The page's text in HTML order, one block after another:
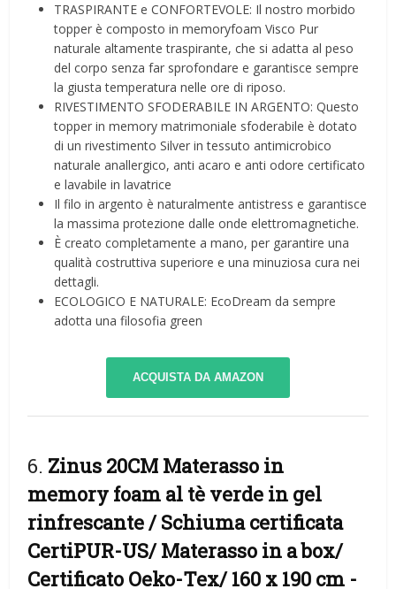
TRASPIRANTE e CONFORTEVOLE: Il nostro morbido
topper è composto in memoryfoam Visco Pur
naturale altamente traspirante, che si adatta al peso
del corpo senza far sprofondare e garantisce sempre
la giusta temperatura nelle ore di riposo.
RIVESTIMENTO SFODERABILE IN ARGENTO: Questo
topper in memory matrimoniale sfoderabile è dotato
di un rivestimento Silver in tessuto antimicrobico
naturale anallergico, anti acaro e anti odore certificato
e lavabile in lavatrice
Il filo in argento è naturalmente antistress e garantisce
la massima protezione dalle onde elettromagnetiche.
È creato completamente a mano, per garantire una
qualità costruttiva superiore e una minuziosa cura nei
dettagli.
ECOLOGICO E NATURALE: EcoDream da sempre
adotta una filosofia green
ACQUISTA DA AMAZON
6. Zinus 20CM Materasso in
memory foam al tè verde in gel
rinfrescante / Schiuma certificata
CertiPUR-US/ Materasso in a box/
Certificato Oeko-Tex/ 160 x 190 cm -